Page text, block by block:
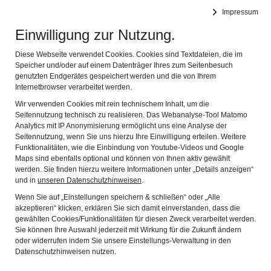
Impressum
Einwilligung zur Nutzung.
Diese Webseite verwendet Cookies. Cookies sind Textdateien, die im
Speicher und/oder auf einem Datenträger Ihres zum Seitenbesuch
genutzten Endgerätes gespeichert werden und die von Ihrem
Internetbrowser verarbeitet werden.
Wir verwenden Cookies mit rein technischem Inhalt, um die
Seitennutzung technisch zu realisieren. Das Webanalyse-Tool Matomo
Analytics mit IP Anonymisierung ermöglicht uns eine Analyse der
Seitennutzung, wenn Sie uns hierzu Ihre Einwilligung erteilen. Weitere
Funktionalitäten, wie die Einbindung von Youtube-Videos und Google
Maps sind ebenfalls optional und können von Ihnen aktiv gewählt
werden. Sie finden hierzu weitere Informationen unter „Details anzeigen“
und in unseren Datenschutzhinweisen.
Wenn Sie auf „Einstellungen speichern & schließen“ oder „Alle
akzeptieren“ klicken, erklären Sie sich damit einverstanden, dass die
gewählten Cookies/Funktionalitäten für diesen Zweck verarbeitet werden.
Sie können Ihre Auswahl jederzeit mit Wirkung für die Zukunft ändern
oder widerrufen indem Sie unsere Einstellungs-Verwaltung in den
Datenschutzhinweisen nutzen.
Museum on Tour
Besuche von anderen Feuerwehren
2022
2021
2019
2018
2017